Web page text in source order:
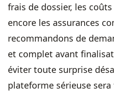
frais de dossier, les
encore les assurances
recommandons de
et complet avant
éviter toute surprise
plateforme sérieuse